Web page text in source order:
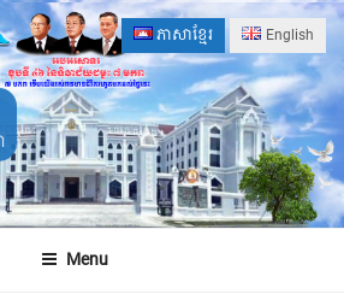
ភាសាខ្មែរ English
Menu